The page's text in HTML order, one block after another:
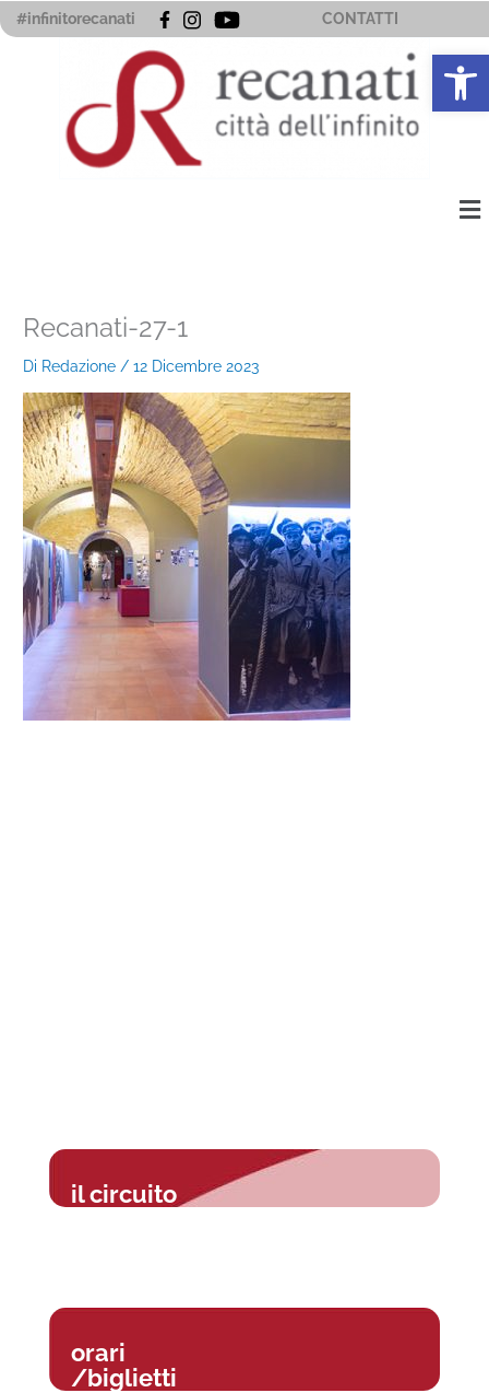
Vai
al
#infinitorecanati CONTATTI
Recanati-27-1
Di Redazione /12 Dicembre 2023
il circuito
orari
/biglietti
Apri la